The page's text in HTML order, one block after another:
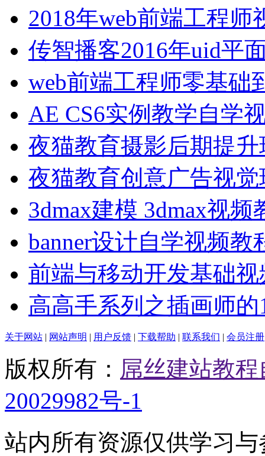
2018年web前端工程师
传智播客2016年uid平
web前端工程师零基础
AE CS6实例教学自学
夜猫教育摄影后期提升
夜猫教育创意广告视觉
3dmax建模 3dmax视频
banner设计自学视频教
前端与移动开发基础视
高高手系列之插画师的
关于网站 | 网站声明 | 用户反馈 | 下载帮助 | 联系我们 | 会员注册
版权所有： 屌丝建站教
20029982号-1
站内所有资源仅供学习